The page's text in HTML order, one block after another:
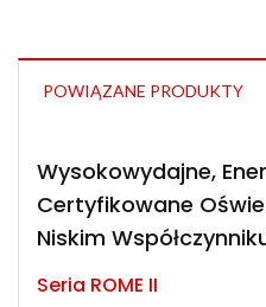
POWIĄZANE PRODUKTY
Wysokowydajne,
Certyfikowane
Niskim
Seria ROME II